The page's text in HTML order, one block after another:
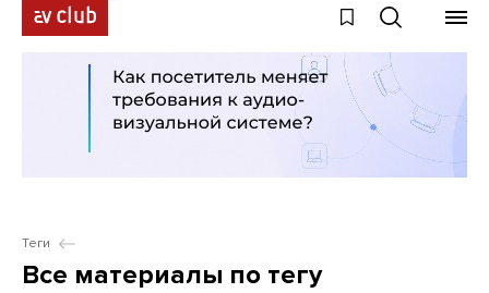
Теги
Все материалы по тегу